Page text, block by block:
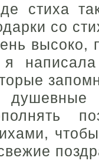
стиха
со
высоко,